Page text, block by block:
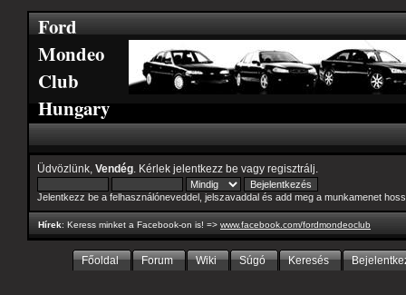
Ford
Mondeo
Club
Hungary
Üdvözlünk, Vendég . Kérlek jelentkezz be vagy regisztrálj
Jelentkezz be a felhasználóneveddel, jelszavaddal és add meg a munkamenet
Hírek: Keress minket a Facebook-on is! => www.facebook.com/fordmondeoclub
Főoldal Forum Wiki Súgó Keresés